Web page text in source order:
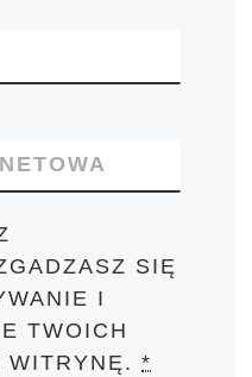
SIĘ
I
TWOICH
WITRYNĘ.*